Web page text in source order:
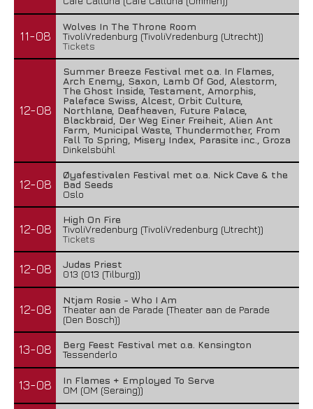
11-08
Wolves In The Throne Room
TivoliVredenburg (TivoliVredenburg (Utrecht))
Tickets
12-08
Summer Breeze Festival met o.a. In Flames,
Arch Enemy, Saxon, Lamb Of God, Alestorm,
The Ghost Inside, Testament, Amorphis,
Paleface Swiss, Alcest, Orbit Culture,
Northlane, Deafheaven, Future Palace,
Blackbraid, Der Weg Einer Freiheit, Alien Ant
Farm, Municipal Waste, Thundermother, From
Fall To Spring, Misery Index, Parasite inc., Groza
Dinkelsbühl
12-08
Øyafestivalen Festival met o.a. Nick Cave & the
Bad Seeds
Oslo
12-08
High On Fire
TivoliVredenburg (TivoliVredenburg (Utrecht))
Tickets
12-08
Judas Priest
013 (013 (Tilburg))
12-08
Ntjam Rosie - Who I Am
Theater aan de Parade (Theater aan de Parade
(Den Bosch))
13-08
Berg Feest Festival met o.a. Kensington
Tessenderlo
13-08
In Flames + Employed To Serve
OM (OM (Seraing))